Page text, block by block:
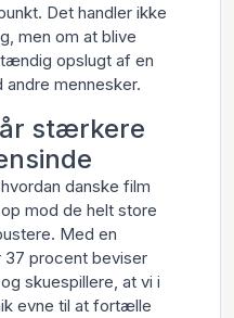
Det handler ikke
men om at blive
opslugt af en
mennesker.
stærkere
danske film
mod de helt store
Med en
37 procent beviser
skuespillere, at vi i
evne til at fortælle